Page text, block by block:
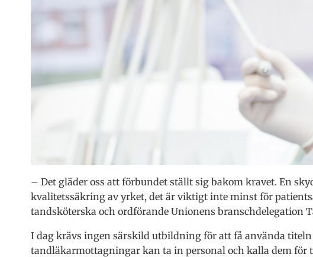
– Det gläder oss att förbundet ställt sig bakom kravet. En
kvalitetssäkring av yrket, det är viktigt inte minst för
tandsköterska och ordförande Unionens branschdelegation
I dag krävs ingen särskild utbildning för att få använda
tandläkarmottagningar kan ta in personal och kalla dem för